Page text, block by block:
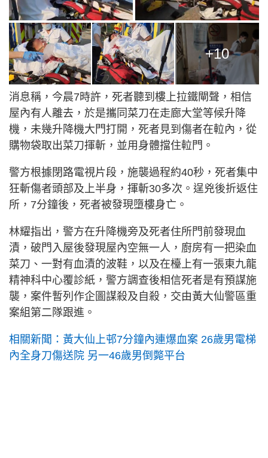
+10
消息稱，今晨7時許，死者聽到樓上拉鐵閘聲，相信
屋內有人離去，於是攜同菜刀在走廊大堂等候升降
機，未幾升降機大門打開，死者見到傷者在𨋢內，從
購物袋取出菜刀揮斬，並用身體擋住𨋢門。
警方根據閉路電視片段，施襲過程約40秒，死者集中
狂斬傷者頭部及上半身，揮斬30多次。逞兇後折返住
所，7分鐘後，死者被發現墮樓身亡。
林耀指出，警方在升降機旁及死者住所門前發現血
漬，破門入屋後發現屋內空無一人，廚房有一把染血
菜刀、一對有血漬的波鞋，以及在檯上有一張東九龍
精神科中心覆診紙，警方調查後相信死者是有預謀施
襲，案件暫列作企圖謀殺及自殺，交由黃大仙警區重
案組第二隊跟進。
相關新聞：黃大仙上邨7分鐘內連爆血案 26歲男電梯
內全身刀傷送院 另一46歲男倒斃平台